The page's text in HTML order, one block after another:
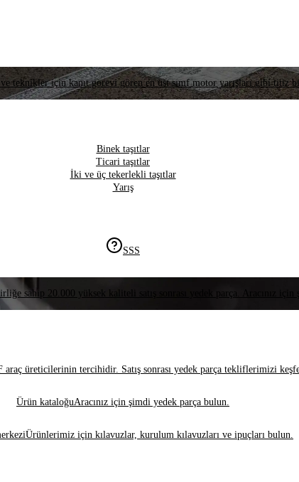
teknikler için kanıt görevi gören en üst sınıf motor yarışları gibi titiz
Binek taşıtlar
Ticari taşıtlar
İki ve üç tekerlekli taşıtlar
Yarış
SSS
sahip 20.000 yüksek kaliteli satış sonrası yedek parça. Aracınız
araç üreticilerinin tercihidir. Satış sonrası yedek parça tekliflerimizi
Ürün kataloğuAracınız için şimdi yedek parça bulun.
Ürünlerimiz için kılavuzlar, kurulum kılavuzları ve ipuçları bulun.